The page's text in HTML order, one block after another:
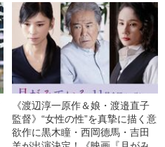
《渡辺淳一原作＆娘・渡邉直子
監督》“女性の性”を真摯に描く意
欲作に黒木瞳・西岡德馬・吉田